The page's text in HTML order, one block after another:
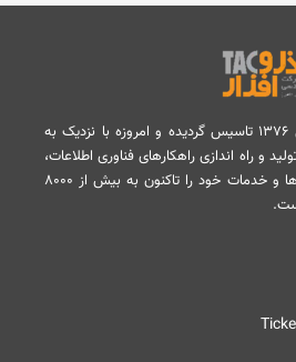
شرکت مهندسی تذروافزار در سال ۱۳۷۶ تاسیس گردیده و امروزه با نزدیک به
و راه اندازی راهکارهای فناوری اطلاعات،
افتخار دارد که محصولات، راهکارها و خدمات خود را تاکنون به بیش از ۸۰۰۰